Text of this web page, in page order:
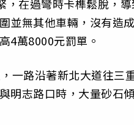
，在過彎時卡榫鬆脫，
並無其他車輛，沒有造
4萬8000元罰單。
一路沿著新北大道往三
明志路口時，大量砂石